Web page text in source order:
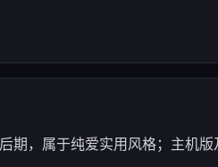
期，属于纯爱实用风格；主机